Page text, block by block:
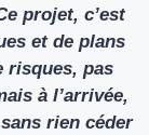
projet, c’est
et de plans
risques, pas
à l’arrivée,
rien céder